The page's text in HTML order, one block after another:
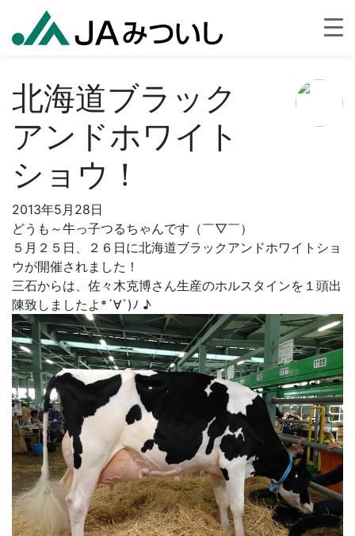
北海道ブラック
アンドホワイト
ショウ！
2013年5月28日
どうも～牛っ子つるちゃんです（￣▽￣）
５月２５日、２６日に北海道ブラックアンドホワイトショ
ウが開催されました！
三石からは、佐々木克博さん生産のホルスタインを１頭出
陳致しましたよ*´∀`)ﾉ ♪